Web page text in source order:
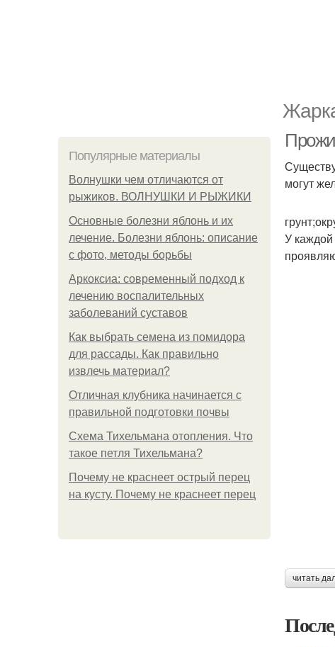
Популярные материалы
Волнушки чем отличаются от
рыжиков. ВОЛНУШКИ И РЫЖИКИ
Основные болезни яблонь и их
лечение. Болезни яблонь: описание
с фото, методы борьбы
Аркоксиа: современный подход к
лечению воспалительных
заболеваний суставов
Как выбрать семена из помидора
для рассады. Как правильно
извлечь материал?
Отличная клубника начинается с
правильной подготовки почвы
Схема Тихельмана отопления. Что
такое петля Тихельмана?
Почему не краснеет острый перец
на кусту. Почему не краснеет перец
могут
У
читать